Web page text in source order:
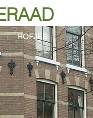
HOFJES